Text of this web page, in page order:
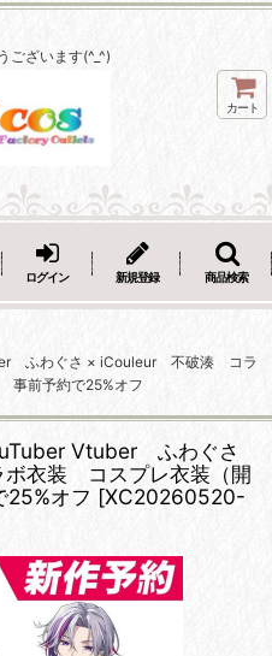
ございます(^_^)
カート
ログイン 新規登録 商品検索
ふわぐさ × iCouleur 不破湊 コラ
前予約で25%オフ
Vtuber ふわぐさ
衣装 コスプレ衣装（開
オフ [XC20260520-